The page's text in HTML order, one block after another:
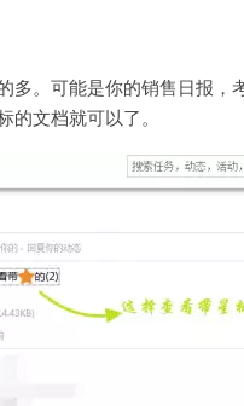
多。可能是你的销售日报
文档就可以了。